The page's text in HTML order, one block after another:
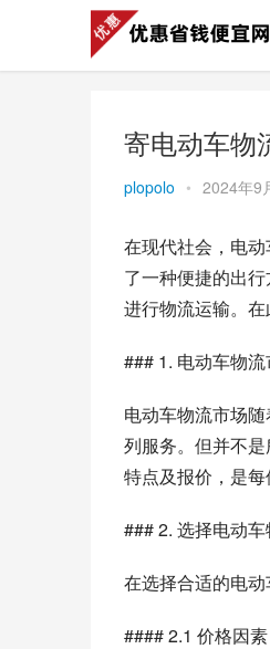
寄电动车物
plopolo • 2024年9
在现代社会，电
了一种便捷的出
进行物流运输。在
### 1. 电动车物
电动车物流市场
列服务。但并不
特点及报价，是每
### 2. 选择电动
在选择合适的电
#### 2.1 价格因素